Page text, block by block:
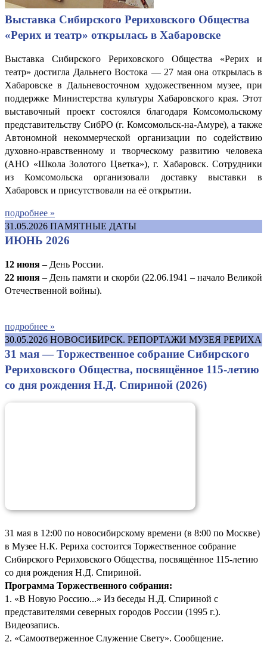
Выставка Сибирского Рериховского Общества
«Рерих и театр» открылась в Хабаровске
Выставка Сибирского Рериховского Общества «Рерих и
театр» достигла Дальнего Востока — 27 мая она открылась в
Хабаровске в Дальневосточном художественном музее, при
поддержке Министерства культуры Хабаровского края. Этот
выставочный проект состоялся благодаря Комсомольскому
представительству СибРО (г. Комсомольск-на-Амуре), а также
Автономной некоммерческой организации по содействию
духовно-нравственному и творческому развитию человека
(АНО «Школа Золотого Цветка»), г. Хабаровск. Сотрудники
из Комсомольска организовали доставку выставки в
Хабаровск и присутствовали на её открытии.
подробнее »
31.05.2026 ПАМЯТНЫЕ ДАТЫ
ИЮНЬ 2026
12 июня – День России.
22 июня – День памяти и скорби (22.06.1941 – начало Великой
Отечественной войны).
подробнее »
30.05.2026 НОВОСИБИРСК. РЕПОРТАЖИ МУЗЕЯ РЕРИХА
31 мая — Торжественное собрание Сибирского
Рериховского Общества, посвящённое 115-летию
со дня рождения Н.Д. Спириной (2026)
31 мая в 12:00 по новосибирскому времени (в 8:00 по Москве)
в Музее Н.К. Рериха состоится Торжественное собрание
Сибирского Рериховского Общества, посвящённое 115-летию
со дня рождения Н.Д. Спириной.
Программа Торжественного собрания:
1. «В Новую Россию...» Из беседы Н.Д. Спириной с
представителями северных городов России (1995 г.).
Видеозапись.
2. «Самоотверженное Служение Свету». Сообщение.